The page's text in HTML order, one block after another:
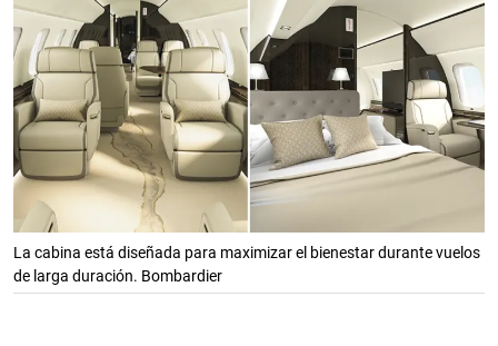
La cabina está diseñada para maximizar el bienestar durante vuelos
de larga duración. Bombardier